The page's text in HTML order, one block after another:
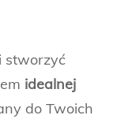
stworzyć
idealnej
do Twoich